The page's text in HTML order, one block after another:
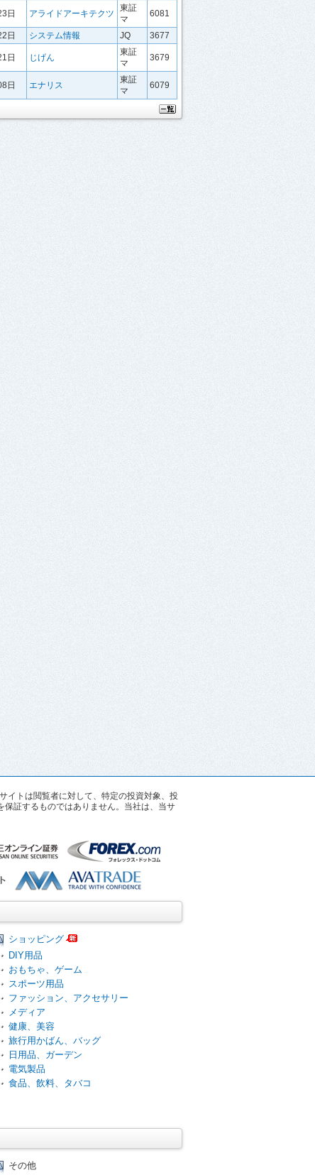
日 アライドアーキテクツ
東証
マ
6081
日 システム情報 JQ 3677
日 じげん
東証
マ
3679
日 エナリス
東証
マ
6079
イトは閲覧者に対して、特定の投資対象、投
証するものではありません。当社は、当サ
ショッピング
DIY用品
おもちゃ、ゲーム
スポーツ用品
ファッション、アクセサリー
メディア
健康、美容
旅行用かばん、バッグ
日用品、ガーデン
電気製品
食品、飲料、タバコ
その他